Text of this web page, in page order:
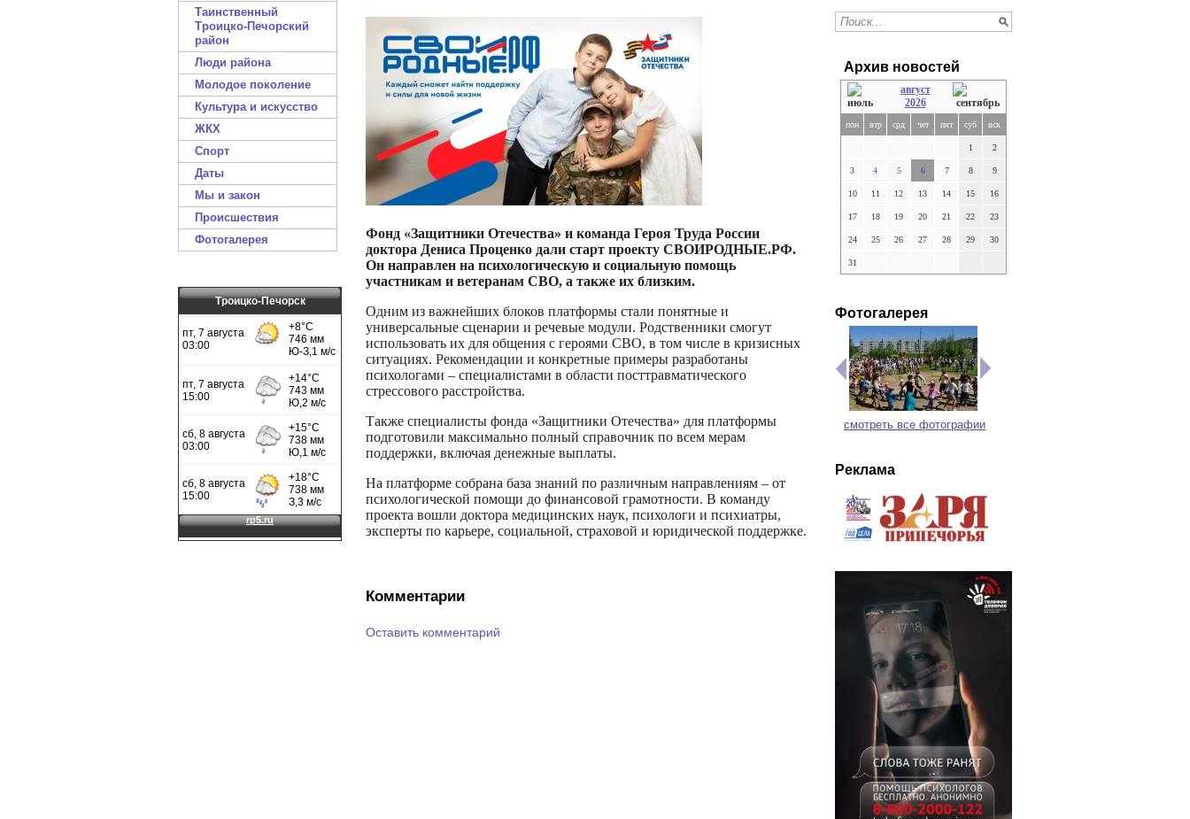
Таинственный
Троицко-Печорский
район
Люди района
Молодое поколение
Культура и искусство
ЖКХ
Спорт
Даты
Мы и закон
Происшествия
Фотогалерея
Троицко-Печорск
Фонд «Защитники Отечества» и команда Героя Труда России
доктора Дениса Проценко дали старт проекту СВОИРОДНЫЕ.РФ.
Он направлен на психологическую и социальную помощь
участникам и ветеранам СВО, а также их близким.
Одним из важнейших блоков платформы стали понятные и
универсальные сценарии и речевые модули. Родственники смогут
использовать их для общения с героями СВО, в том числе в кризисных
ситуациях. Рекомендации и конкретные примеры разработаны
психологами – специалистами в области посттравматического
стрессового расстройства.
Также специалисты фонда «Защитники Отечества» для платформы
подготовили максимально полный справочник по всем мерам
поддержки, включая денежные выплаты.
На платформе собрана база знаний по различным направлениям – от
психологической помощи до финансовой грамотности. В команду
проекта вошли доктора медицинских наук, психологи и психиатры,
эксперты по карьере, социальной, страховой и юридической поддержке.
Комментарии
Оставить комментарий
Архив новостей
август
2026
пон втр срд чет пят суб вск
1 2
3 4 5 6 7 8 9
10 11 12 13 14 15 16
17 18 19 20 21 22 23
24 25 26 27 28 29 30
31
Фотогалерея
смотреть все фотографии
Реклама